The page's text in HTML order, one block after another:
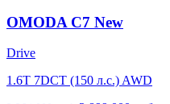
OMODA C7 New
Drive
1.6T 7DCT (150 л.с.) AWD